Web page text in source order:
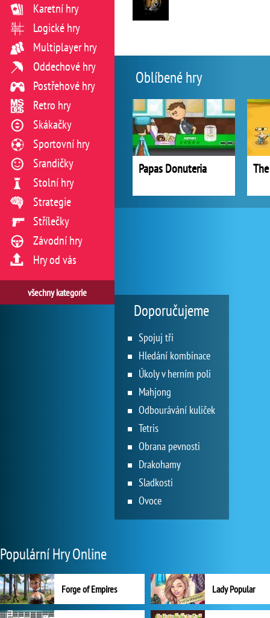
Oblíbené hry
Papas Donuteria
Karetní hry
Logické hry
Multiplayer hry
Oddechové hry
Postřehové hry
Retro hry
Skákačky
Sportovní hry
Srandičky
Stolní hry
Strategie
Střílečky
Závodní hry
Hry od vás
všechny kategorie
Doporučujeme
Spojuj tři
Hledání kombinace
Úkoly v herním poli
Mahjong
Odbourávání kuliček
Tetris
Obrana pevnosti
Drakohamy
Sladkosti
Ovoce
Populární Hry Online
Forge of Empires Lady Popular